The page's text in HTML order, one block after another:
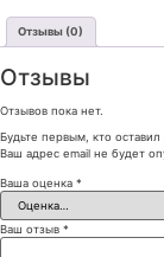
Отзывы (0)
Отзывы
Отзывов пока нет.
Будьте первым, кто
Ваш адрес email не будет
Ваша оценка *
Ваш отзыв *